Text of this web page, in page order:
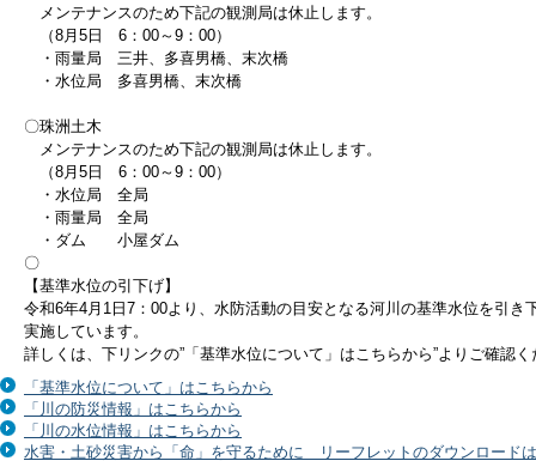
メンテナンスのため下記の観測局は休止します。
（8月5日 6：00～9：00）
・雨量局 三井、多喜男橋、末次橋
・水位局 多喜男橋、末次橋
〇珠洲土木
メンテナンスのため下記の観測局は休止します。
（8月5日 6：00～9：00）
・水位局 全局
・雨量局 全局
・ダム 小屋ダム
〇
【基準水位の引下げ】
令和6年4月1日7：00より、水防活動の目安となる河川の基準水位を引き
実施しています。
詳しくは、下リンクの”「基準水位について」はこちらから”よりご確認く
「基準水位について」はこちらから
「川の防災情報」はこちらから
「川の水位情報」はこちらから
水害・土砂災害から「命」を守るために リーフレットのダウンロード